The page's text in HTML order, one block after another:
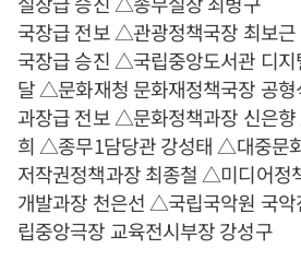
국장급 전보 △관광정책국장 최보근
국장급 승진 △국립중앙도서관 디
달 △문화재청 문화재정책국장 공형
과장급 전보 △문화정책과장 신은
희 △종무1담당관 강성태 △대중문
저작권정책과장 최종철 △미디어
개발과장 천은선 △국립국악원 국
립중앙극장 교육전시부장 강성구